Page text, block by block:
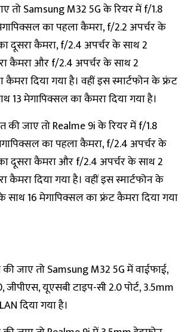
तो Samsung M32 5G के रियर में f/1.8
का पहला कैमरा, f/2.2 अपर्चर के
दूसरा कैमरा, f/2.4 अपर्चर के साथ 2
कैमरा और f/2.4 अपर्चर के साथ 2
दिया गया है। वहीं इस स्मार्टफोन के फ्रंट
13 मेगापिक्सल का कैमरा दिया गया है।
जाए तो Realme 9i के रियर में f/1.8
का पहला कैमरा, f/2.4 अपर्चर के
दूसरा कैमरा और f/2.4 अपर्चर के साथ 2
कैमरा दिया गया है। वहीं इस स्मार्टफोन के
साथ 16 मेगापिक्सल का फ्रंट कैमरा दिया गया
जाए तो Samsung M32 5G में वाईफाई,
यूएसबी टाइप-सी 2.0 पोर्ट, 3.5mm
दिया गया है।